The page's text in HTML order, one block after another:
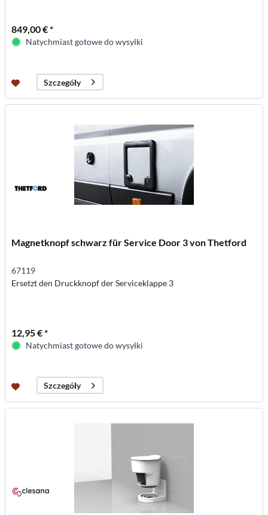
849,00 € *
Natychmiast gotowe do wysyłki
Szczegóły
Magnetknopf schwarz für Service Door 3 von Thetford
67119
Ersetzt den Druckknopf der Serviceklappe 3
12,95 € *
Natychmiast gotowe do wysyłki
Szczegóły